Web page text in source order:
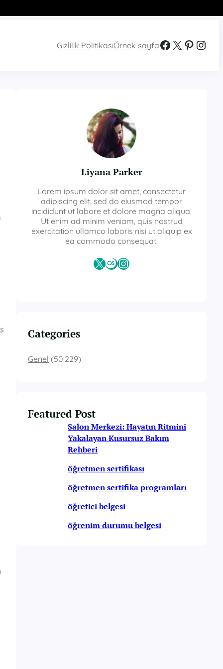
Gizlilik PolitikasıÖrnek sayfaFacebook X Pinterest Instagram
Liyana Parker
Lorem ipsum dolor sit amet, consectetur
adipiscing elit, sed do eiusmod tempor
incididunt ut labore et dolore magna aliqua.
Ut enim ad minim veniam, quis nostrud
exercitation ullamco laboris nisi ut aliquip ex
ea commodo consequat.
X Last.fmInstagram
Categories
Genel (50.229)
Featured Post
Salon Merkezi: Hayatın Ritmini
Yakalayan Kusursuz Bakım
Rehberi
öğretmen sertifikası
öğretmen sertifika programları
öğretici belgesi
öğrenim durumu belgesi